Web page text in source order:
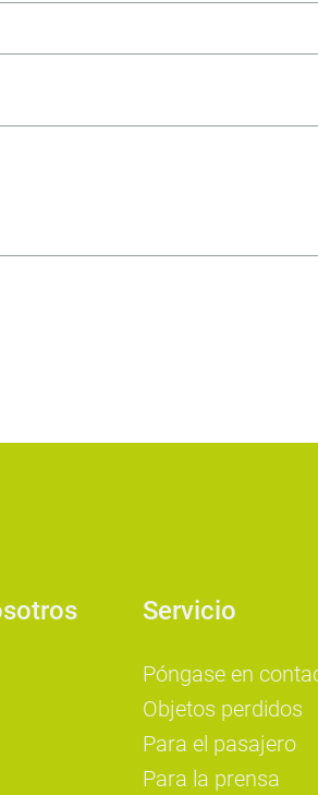
Servicio
Póngase en
Objetos perdidos
Para el pasajero
Para la prensa